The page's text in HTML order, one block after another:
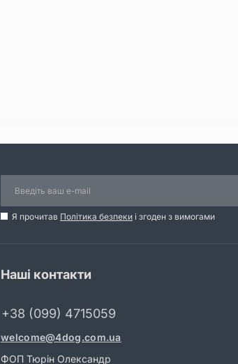
Я прочитав Політика безпеки і згоден з вимогами
Наші контакти
+38 (099) 4715059
welcome@4dog.com.ua
ФОП Тюрін Олександр